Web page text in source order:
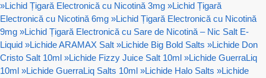
»Lichid Țigară Electronică cu Nicotină 3mg »Lichid Țigară
Electronică cu Nicotină 6mg »Lichid Țigară Electronică cu Nicotină
9mg »Lichid Țigară Electronică cu Sare de Nicotină – Nic Salt E-
Liquid »Lichide ARAMAX Salt »Lichide Big Bold Salts »Lichide Don
Cristo Salt 10ml »Lichide Fizzy Juice Salt 10ml »Lichide GuerraLiq
10ml »Lichide GuerraLiq Salts 10ml »Lichide Halo Salts »Lichide